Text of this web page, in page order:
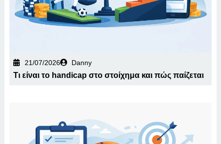
21/07/2026 Danny
Τι είναι το handicap στο στοίχημα και πώς παίζεται